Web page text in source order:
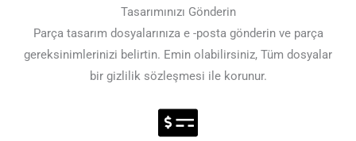
Tasarımınızı Gönderin
Parça tasarım dosyalarınıza e -posta gönderin ve parça
gereksinimlerinizi belirtin. Emin olabilirsiniz, Tüm dosyalar
bir gizlilik sözleşmesi ile korunur.